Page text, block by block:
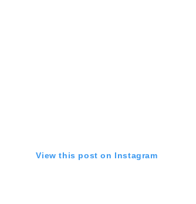
View this post on Instagram